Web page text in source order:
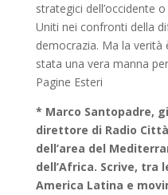
strategici dell’occidente
Uniti nei confronti della
democrazia. Ma la verità
stata una vera manna
Pagine Esteri
* Marco Santopadre,
direttore di Radio
dell’area del
dell’Africa. Scrive, tra
America Latina e